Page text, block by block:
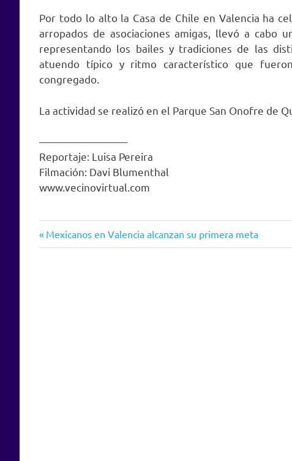
Por todo lo alto la Casa de Chile en Valencia ha
arropados de asociaciones amigas, llevó a cabo
representando los bailes y tradiciones de las
atuendo típico y ritmo característico que
congregado.
La actividad se realizó en el Parque San Onofre de
————————–
Reportaje: Luisa Pereira
Filmación: Davi Blumenthal
www.vecinovirtual.com
Navegación
Entrada
anterior:
Mexicanos en Valencia alcanzan su primera meta